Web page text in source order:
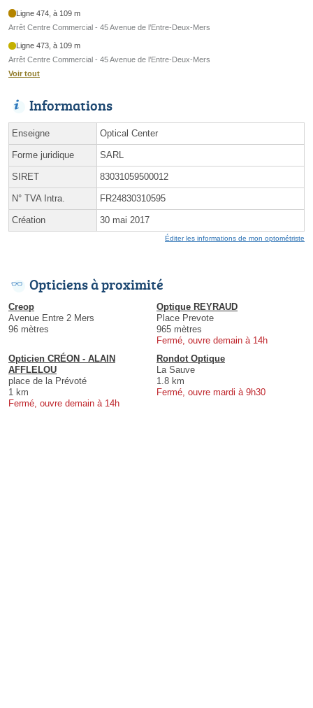
Ligne 474, à 109 m
Arrêt Centre Commercial - 45 Avenue de l’Entre-Deux-Mers
Ligne 473, à 109 m
Arrêt Centre Commercial - 45 Avenue de l’Entre-Deux-Mers
Voir tout
Informations
Enseigne Optical Center
Forme juridique SARL
SIRET 83031059500012
N° TVA Intra. FR24830310595
Création 30 mai 2017
Éditer les informations de mon optométriste
Opticiens à proximité
Creop
Avenue Entre 2 Mers
96 mètres
Optique REYRAUD
Place Prevote
965 mètres
Fermé, ouvre demain à 14h
Opticien CRÉON - ALAIN
AFFLELOU
place de la Prévoté
1 km
Fermé, ouvre demain à 14h
Rondot Optique
La Sauve
1.8 km
Fermé, ouvre mardi à 9h30